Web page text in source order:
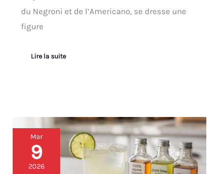
du Negroni et de l’Americano, se dresse une
figure
Lire la suite
Mar
9
2026
Recette
Classique
de
la
Margarita